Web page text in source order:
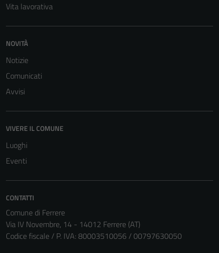
Vita lavorativa
NOVITÀ
Notizie
Comunicati
Avvisi
VIVERE IL COMUNE
Luoghi
Eventi
CONTATTI
Comune di Ferrere
Via IV Novembre, 14 - 14012 Ferrere (AT)
Codice fiscale / P. IVA: 80003510056 / 00797630050